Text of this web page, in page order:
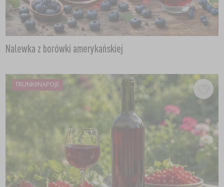
Nalewka z borówki amerykańskiej
TRUNKIINAPOJE